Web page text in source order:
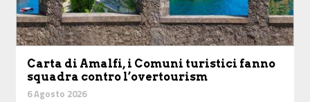
Carta di Amalfi, i Comuni turistici fanno
squadra contro l’overtourism
6 Agosto 2026